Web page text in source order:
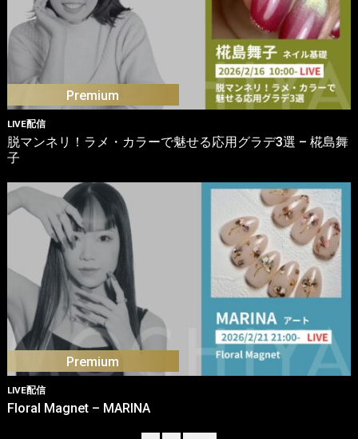
LIVE配信
脱マンネリ！ラメ・カラーで魅せる応用グラデ3選 – 椛島舞
子
LIVE配信
Floral Magnet – MARINA